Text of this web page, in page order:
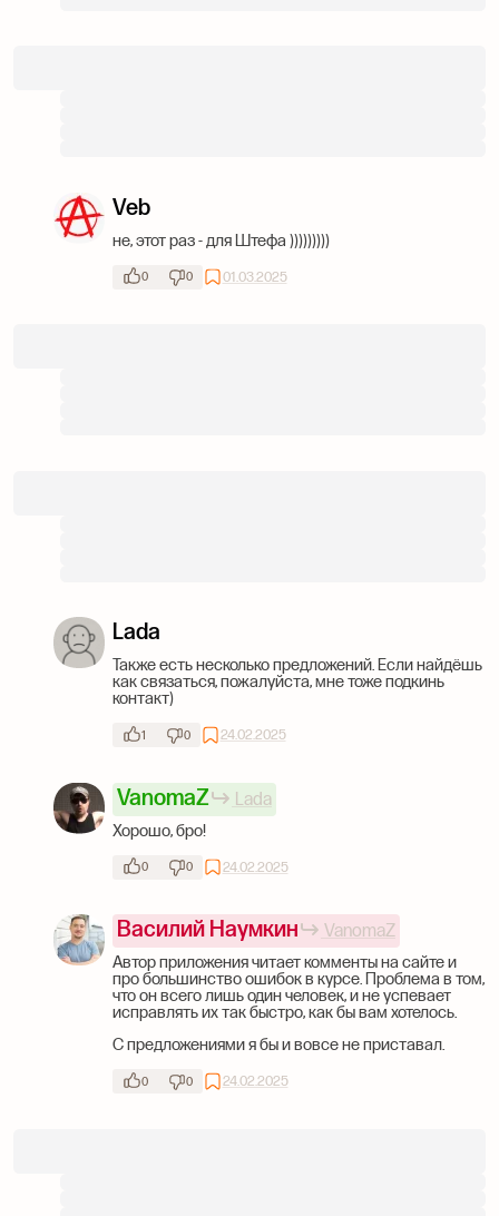
Veb
не, этот раз - для Штефа )))))))))
0 0 01.03.2025
Lada
Также есть несколько предложений. Если найдёшь
как связаться, пожалуйста, мне тоже подкинь
контакт)
1 0 24.02.2025
VanomaZ
Lada
Хорошо, бро!
0 0 24.02.2025
Василий Наумкин
VanomaZ
Автор приложения читает комменты на сайте и
про большинство ошибок в курсе. Проблема в том,
что он всего лишь один человек, и не успевает
исправлять их так быстро, как бы вам хотелось.
С предложениями я бы и вовсе не приставал.
0 0 24.02.2025